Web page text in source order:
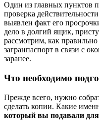
Один из главных пунктов
проверка
выявлен факт его
дело в долгий ящик,
рассмотрим, как
загранпаспорт в связи с
заранее.
Что необходимо
Прежде всего, нужно
сделать копии. Какие
который вы подавали